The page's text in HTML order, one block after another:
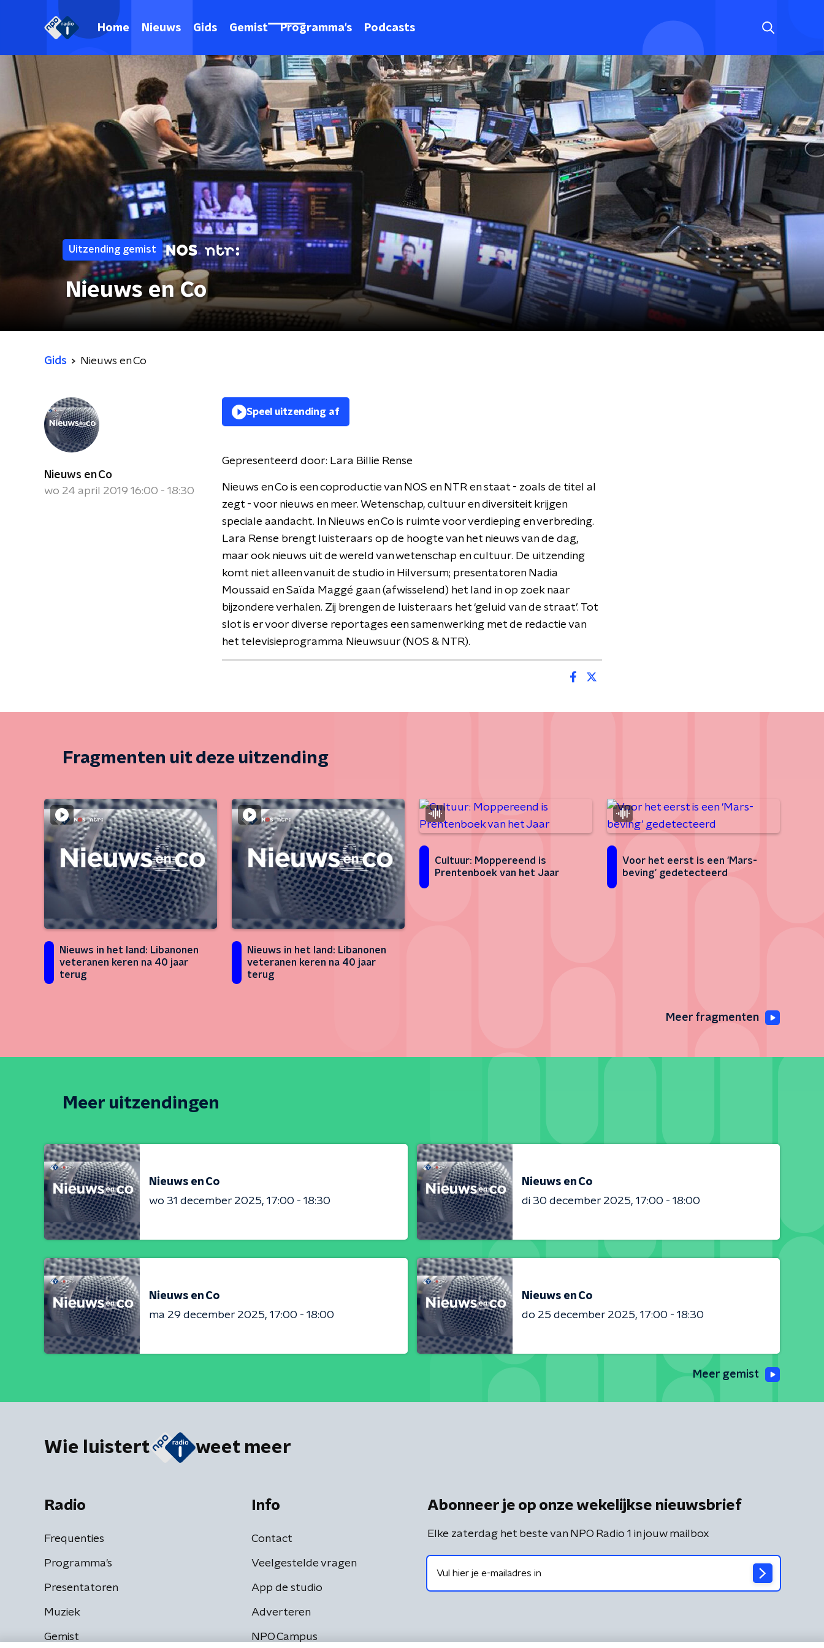
Home Nieuws Gids Gemist Programma's Podcasts
Uitzending gemist
Nieuws en Co
Gids Nieuws en Co
Nieuws en Co
wo 24 april 2019 16:00 - 18:30
Speel uitzending af
Gepresenteerd door: Lara Billie Rense
Nieuws en Co is een coproductie van NOS en NTR en staat - zoals de titel al
zegt - voor nieuws en meer. Wetenschap, cultuur en diversiteit krijgen
speciale aandacht. In Nieuws en Co is ruimte voor verdieping en verbreding.
Lara Rense brengt luisteraars op de hoogte van het nieuws van de dag,
maar ook nieuws uit de wereld van wetenschap en cultuur. De uitzending
komt niet alleen vanuit de studio in Hilversum; presentatoren Nadia
Moussaid en Saïda Maggé gaan (afwisselend) het land in op zoek naar
bijzondere verhalen. Zij brengen de luisteraars het ‘geluid van de straat’. Tot
slot is er voor diverse reportages een samenwerking met de redactie van
het televisieprogramma Nieuwsuur (NOS & NTR).
Fragmenten uit deze uitzending
Nieuws in het land: Libanonen
veteranen keren na 40 jaar
terug
Nieuws in het land: Libanonen
veteranen keren na 40 jaar
terug
Cultuur: Moppereend is
Prentenboek van het Jaar
Voor het eerst is een 'Mars-
beving' gedetecteerd
Meer fragmenten
Meer uitzendingen
Nieuws en Co
wo 31 december 2025 17:00 - 18:30
Nieuws en Co
di 30 december 2025 17:00 - 18:00
Nieuws en Co
ma 29 december 2025 17:00 - 18:00
Nieuws en Co
do 25 december 2025 17:00 - 18:30
Meer gemist
Wie luistert weet meer
Radio
Frequenties
Programma's
Presentatoren
Muziek
Gemist
Info
Contact
Veelgestelde vragen
App de studio
Adverteren
NPO Campus
Abonneer je op onze wekelijkse nieuwsbrief
Elke zaterdag het beste van NPO Radio 1 in jouw mailbox